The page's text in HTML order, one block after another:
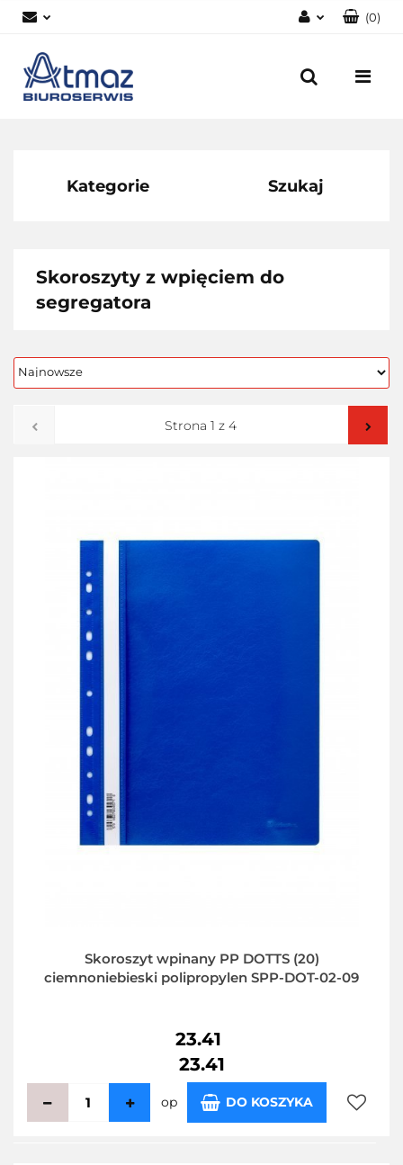
Zarejestruj się
(0)
Kategorie Szukaj
Skoroszyty z wpięciem do
segregatora
Skoroszyt wpinany PP DOTTS (20)
ciemnoniebieski polipropylen SPP-DOT-02-09
23.41
23.41
op DO KOSZYKA